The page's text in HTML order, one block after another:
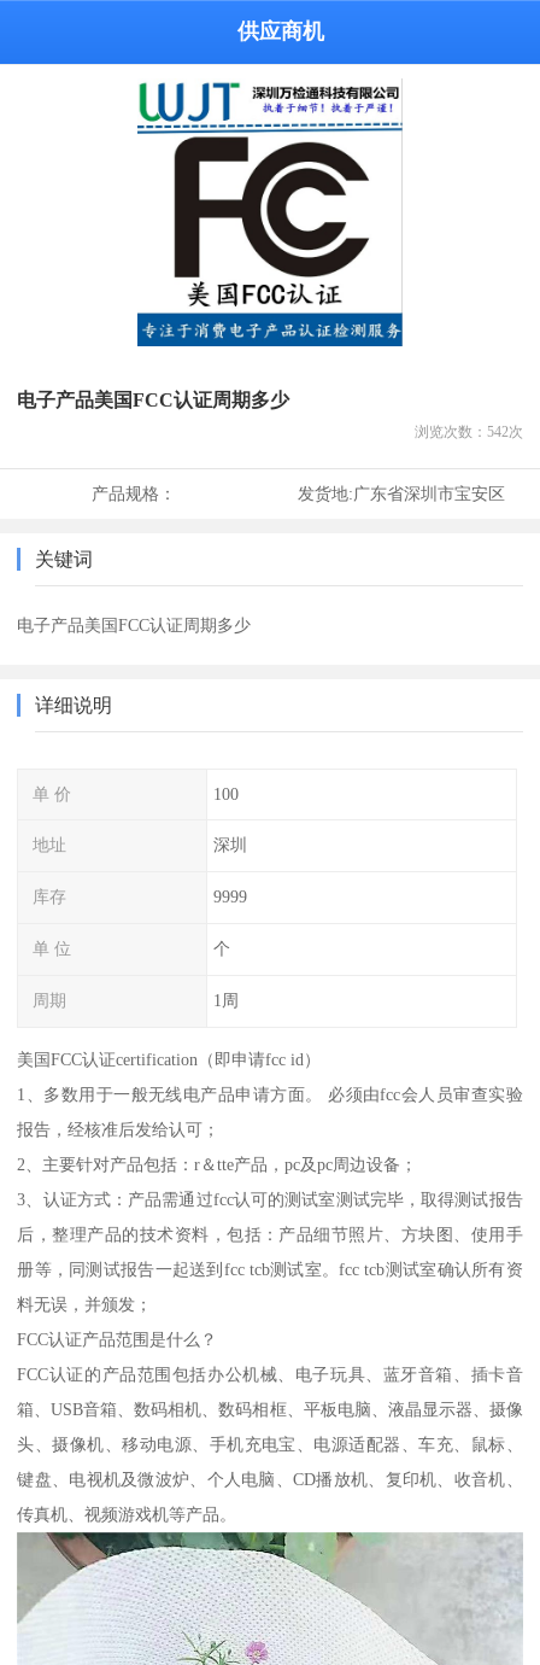
供应商机
电子产品美国FCC认证周期多少
浏览次数： 542次
产品规格： 发货地:广东省深圳市宝安区
关键词
电子产品美国FCC认证周期多少
详细说明
单 价 100
地址 深圳
库存 9999
单 位 个
周期 1周
美国FCC认证certification（即申请fcc id）
1、多数用于一般无线电产品申请方面。 必须由fcc会人员审查实验
报告，经核准后发给认可；
2、主要针对产品包括：r＆tte产品，pc及pc周边设备；
3、认证方式：产品需通过fcc认可的测试室测试完毕，取得测试报告
后，整理产品的技术资料，包括：产品细节照片、方块图、使用手
册等，同测试报告一起送到fcc tcb测试室。fcc tcb测试室确认所有资
料无误，并颁发；
FCC认证产品范围是什么？
FCC认证的产品范围包括办公机械、电子玩具、蓝牙音箱、插卡音
箱、USB音箱、数码相机、数码相框、平板电脑、液晶显示器、摄像
头、摄像机、移动电源、手机充电宝、电源适配器、车充、鼠标、
键盘、电视机及微波炉、个人电脑、CD播放机、复印机、收音机、
传真机、视频游戏机等产品。